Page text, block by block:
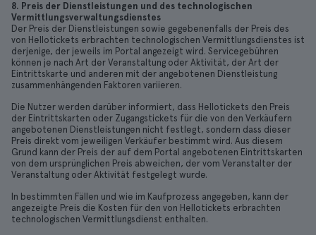
8. Preis der Dienstleistungen und des technologischen
Vermittlungsverwaltungsdienstes
Der Preis der Dienstleistungen sowie gegebenenfalls der Preis des
von Hellotickets erbrachten technologischen Vermittlungsdienstes ist
derjenige, der jeweils im Portal angezeigt wird. Servicegebühren
können je nach Art der Veranstaltung oder Aktivität, der Art der
Eintrittskarte und anderen mit der angebotenen Dienstleistung
zusammenhängenden Faktoren variieren.
Die Nutzer werden darüber informiert, dass Hellotickets den Preis
der Eintrittskarten oder Zugangstickets für die von den Verkäufern
angebotenen Dienstleistungen nicht festlegt, sondern dass dieser
Preis direkt vom jeweiligen Verkäufer bestimmt wird. Aus diesem
Grund kann der Preis der auf dem Portal angebotenen Eintrittskarten
von dem ursprünglichen Preis abweichen, der vom Veranstalter der
Veranstaltung oder Aktivität festgelegt wurde.
In bestimmten Fällen und wie im Kaufprozess angegeben, kann der
angezeigte Preis die Kosten für den von Hellotickets erbrachten
technologischen Vermittlungsdienst enthalten.